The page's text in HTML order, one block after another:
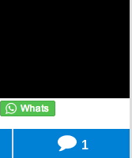
1